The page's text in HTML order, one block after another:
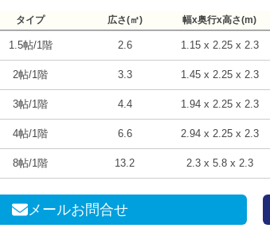
タイプ 広さ(㎡) 幅x奥行x高さ(m)
1.5帖/1階 2.6 1.15 x 2.25 x 2.3
2帖/1階 3.3 1.45 x 2.25 x 2.3
3帖/1階 4.4 1.94 x 2.25 x 2.3
4帖/1階 6.6 2.94 x 2.25 x 2.3
8帖/1階 13.2 2.3 x 5.8 x 2.3
メールお問合せ